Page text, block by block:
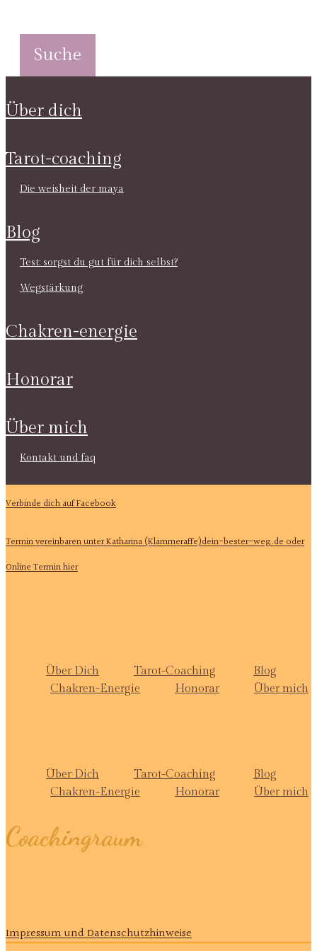
über dich
tarot-coaching
die weisheit der maya
blog
test: sorgst du gut für dich selbst?
wegstärkung
chakren-energie
honorar
über mich
kontakt und faq
Verbinde dich auf Facebook
Termin vereinbaren unter Katharina (Klammeraffe)dein-bester-weg.de oder
Online Termin hier
Über Dich Tarot-Coaching
Blog
Chakren-Energie
Honorar Über mich
Über Dich Tarot-Coaching
Blog
Chakren-Energie
Honorar Über mich
Coachingraum
Impressum und Datenschutzhinweise